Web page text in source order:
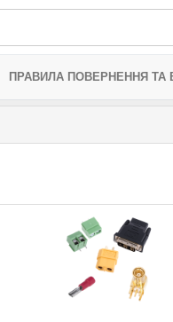
ПРАВИЛА ПОВЕРНЕННЯ ТА